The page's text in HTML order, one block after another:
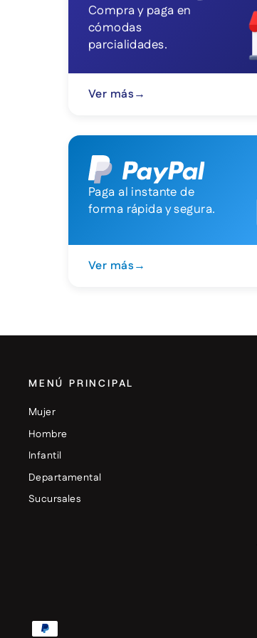
Compra y paga en
cómodas
parcialidades.
Ver más→
Paga al instante de
forma rápida y segura.
Ver más→
MENÚ PRINCIPAL
Mujer
Hombre
Infantil
Departamental
Sucursales